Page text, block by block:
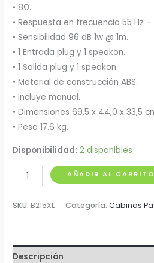
• 8Ω.
• Respuesta en frecuencia 55 Hz –
• Sensibilidad 96 dB 1w @ 1m.
• 1 Entrada plug y 1 speakon.
• 1 Salida plug y 1 speakon.
• Material de construcción ABS.
• Incluye manual.
• Dimensiones 69,5 x 44,0 x 33,5
• Peso 17.6 kg.
Disponibilidad: 2 disponibles
Cabina
Pasiva
15"
cantidad
AÑADIR AL CARRITO
SKU: B215XL Categoría:Cabinas
Descripción